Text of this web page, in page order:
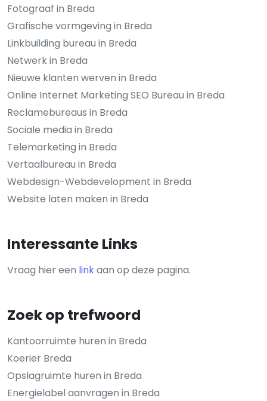
Fotograaf in Breda
Grafische vormgeving in Breda
Linkbuilding bureau in Breda
Netwerk in Breda
Nieuwe klanten werven in Breda
Online Internet Marketing SEO Bureau in Breda
Reclamebureaus in Breda
Sociale media in Breda
Telemarketing in Breda
Vertaalbureau in Breda
Webdesign-Webdevelopment in Breda
Website laten maken in Breda
Interessante Links
Vraag hier een linkaan op deze pagina.
Zoek op trefwoord
Kantoorruimte huren in Breda
Koerier Breda
Opslagruimte huren in Breda
Energielabel aanvragen in Breda